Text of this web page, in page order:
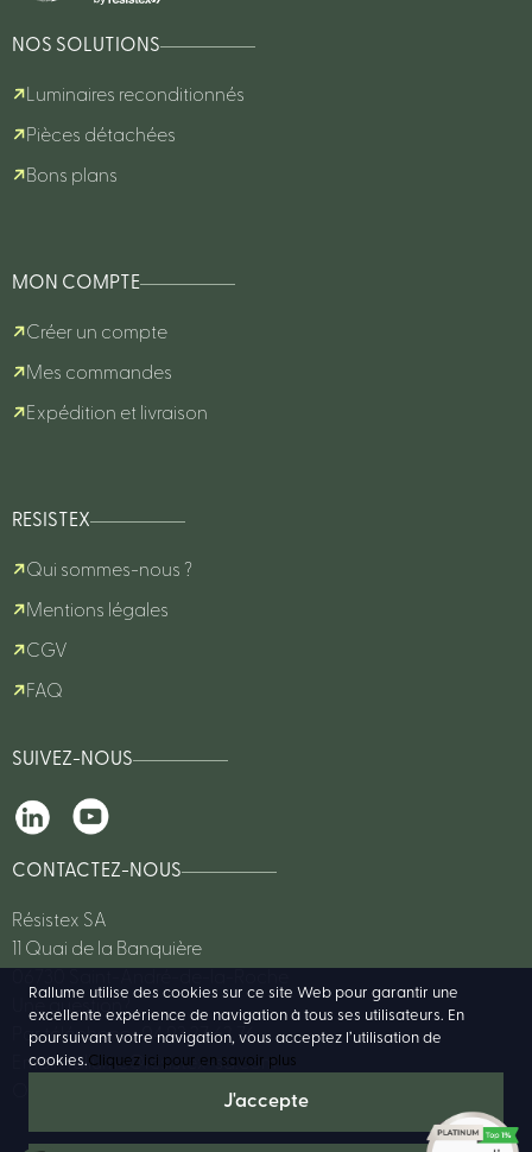
Rallume utilise des cookies sur ce site Web pour garantir une
excellente expérience de navigation à tous ses utilisateurs. En
poursuivant votre navigation, vous acceptez l’utilisation de
cookies.Cliquez ici pour en savoir plus
NOS SOLUTIONS
Luminaires reconditionnés
Pièces détachées
Bons plans
MON COMPTE
Créer un compte
Mes commandes
Expédition et livraison
RESISTEX
Qui sommes-nous ?
Mentions légales
CGV
FAQ
SUIVEZ-NOUS
CONTACTEZ-NOUS
Résistex SA
11 Quai de la Banquière
Une question?
Par téléphone : 04 93 27 62 76
Email :rallume@resistex-sa.com